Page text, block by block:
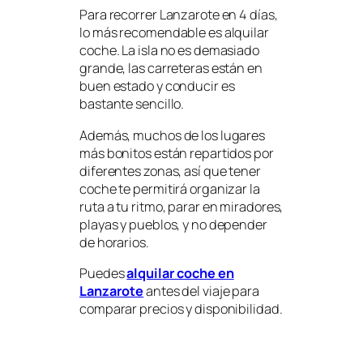
Para recorrer Lanzarote en 4 días,
lo más recomendable es alquilar
coche. La isla no es demasiado
grande, las carreteras están en
buen estado y conducir es
bastante sencillo.
Además, muchos de los lugares
más bonitos están repartidos por
diferentes zonas, así que tener
coche te permitirá organizar la
ruta a tu ritmo, parar en miradores,
playas y pueblos, y no depender
de horarios.
Puedesalquilar coche en
Lanzaroteantes del viaje para
comparar precios y disponibilidad.